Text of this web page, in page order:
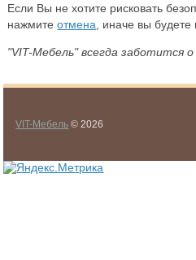
Если Вы не хотите рисковать
нажмитеотмена , иначе вы
"VIT-Мебель" всегда заботится
VIT-Мебель © 2026